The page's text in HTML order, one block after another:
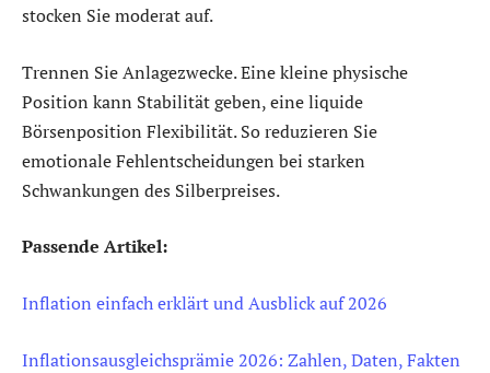
stocken Sie moderat auf.
Trennen Sie Anlagezwecke. Eine kleine physische
Position kann Stabilität geben, eine liquide
Börsenposition Flexibilität. So reduzieren Sie
emotionale Fehlentscheidungen bei starken
Schwankungen des Silberpreises.
Passende Artikel:
Inflation einfach erklärt und Ausblick auf 2026
Inflationsausgleichsprämie 2026: Zahlen, Daten, Fakten